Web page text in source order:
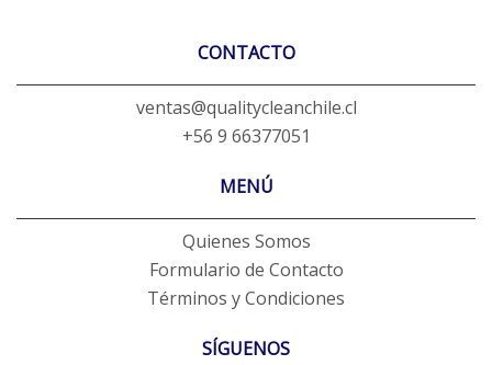
CONTACTO
ventas@qualitycleanchile.cl
+56 9 66377051
MENÚ
Quienes Somos
Formulario de Contacto
Términos y Condiciones
SÍGUENOS